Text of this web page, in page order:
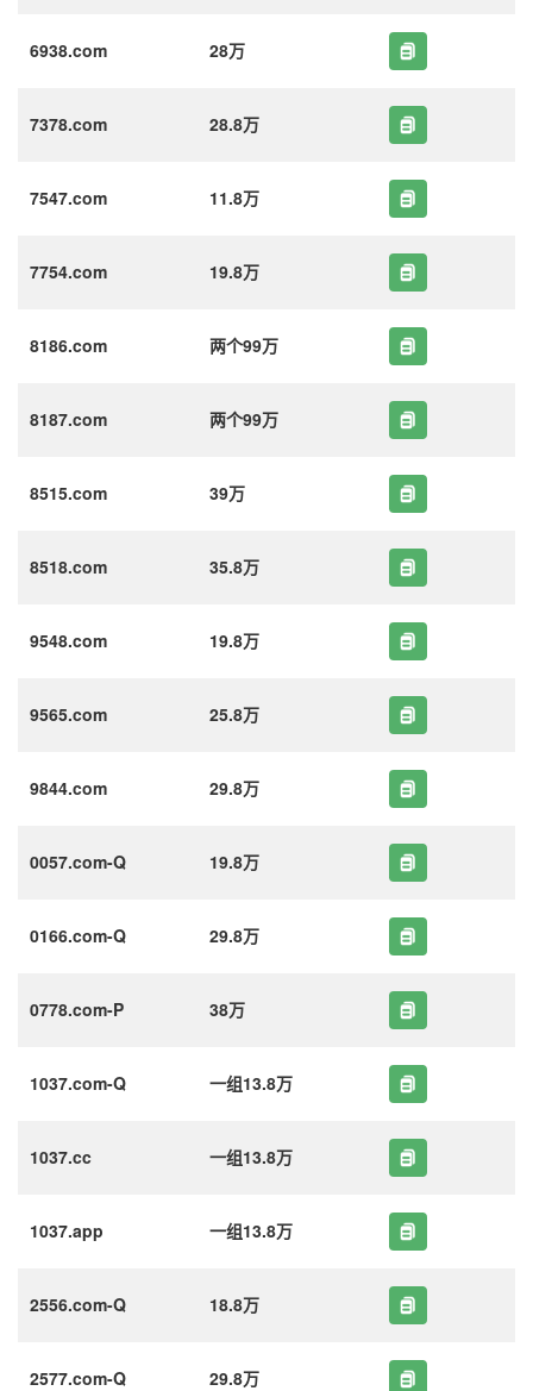
6938.com 28万
7378.com 28.8万
7547.com 11.8万
7754.com 19.8万
8186.com 两个99万
8187.com 两个99万
8515.com 39万
8518.com 35.8万
9548.com 19.8万
9565.com 25.8万
9844.com 29.8万
0057.com-Q 19.8万
0166.com-Q 29.8万
0778.com-P 38万
1037.com-Q 一组13.8万
1037.cc 一组13.8万
1037.app 一组13.8万
2556.com-Q 18.8万
2577.com-Q 29.8万